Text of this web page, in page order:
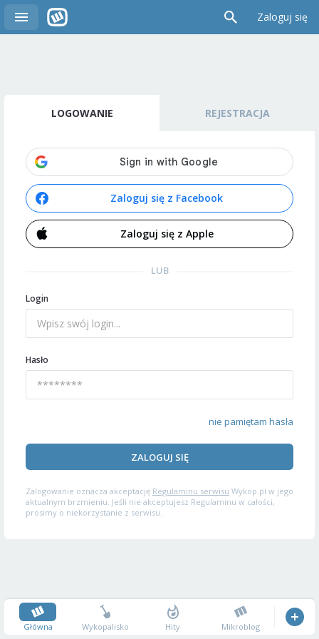
Zaloguj się
LOGOWANIE REJESTRACJA
Zaloguj się z Facebook
Zaloguj się z Apple
LUB
Login
Hasło
nie pamiętam hasła
ZALOGUJ SIĘ
Zalogowanie oznacza akceptację Regulaminu serwisu Wykop.pl w jego
aktualnym brzmieniu. Jeśli nie akceptujesz Regulaminu w całości,
prosimy o niekorzystanie z serwisu.
Główna Wykopalisko Hity Mikroblog